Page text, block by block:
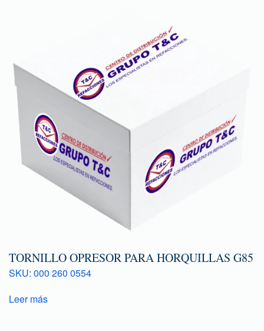
TORNILLO OPRESOR PARA HORQUILLAS G85
SKU: 000 260 0554
Leer más